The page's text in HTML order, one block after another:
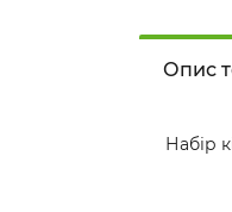
Опис
Набір